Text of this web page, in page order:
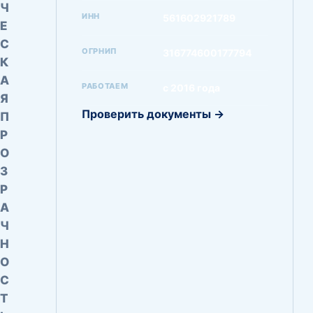
Ч
Е
С
К
А
Я
П
Р
О
З
Р
А
Ч
Н
О
С
Т
ИНН
ОГРНИП
РАБОТАЕМ
Проверить документы →